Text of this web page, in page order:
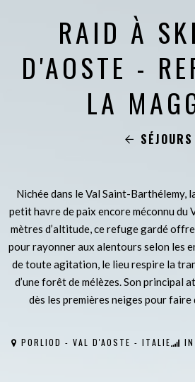
RAID À
D'AOSTE -
LA
SÉJOURS
Nichée dans le Val Saint-Barthélemy,
petit havre de paix encore méconnu du
mètres d’altitude, ce refuge gardé
pour rayonner aux alentours selon les
de toute agitation, le lieu respire la
d’une forêt de mélèzes. Son principal
dès les premières neiges pour faire
PORLIOD - VAL D'AOSTE - ITALIE